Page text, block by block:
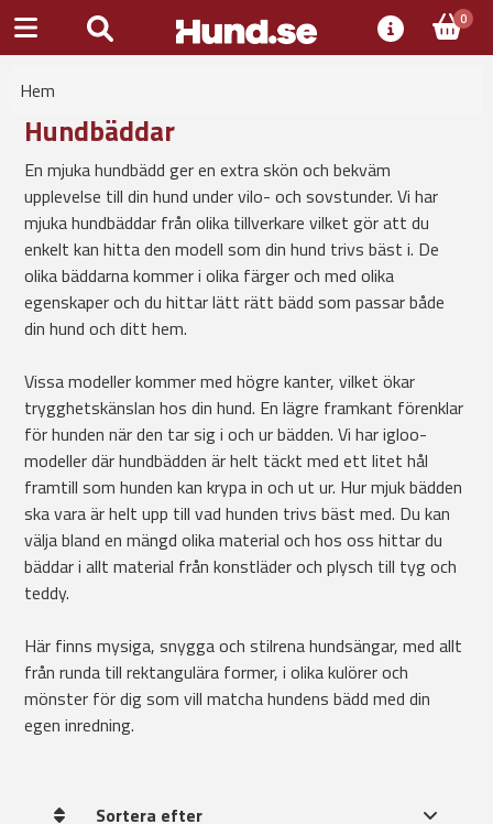
0
Hem
Hundbäddar
En mjuka hundbädd ger en extra skön och bekväm
upplevelse till din hund under vilo- och sovstunder. Vi har
mjuka hundbäddar från olika tillverkare vilket gör att du
enkelt kan hitta den modell som din hund trivs bäst i. De
olika bäddarna kommer i olika färger och med olika
egenskaper och du hittar lätt rätt bädd som passar både
din hund och ditt hem.
Vissa modeller kommer med högre kanter, vilket ökar
trygghetskänslan hos din hund. En lägre framkant förenklar
för hunden när den tar sig i och ur bädden. Vi har igloo-
modeller där hundbädden är helt täckt med ett litet hål
framtill som hunden kan krypa in och ut ur. Hur mjuk bädden
ska vara är helt upp till vad hunden trivs bäst med. Du kan
välja bland en mängd olika material och hos oss hittar du
bäddar i allt material från konstläder och plysch till tyg och
teddy.
Här finns mysiga, snygga och stilrena hundsängar, med allt
från runda till rektangulära former, i olika kulörer och
mönster för dig som vill matcha hundens bädd med din
egen inredning.
Sortera efter